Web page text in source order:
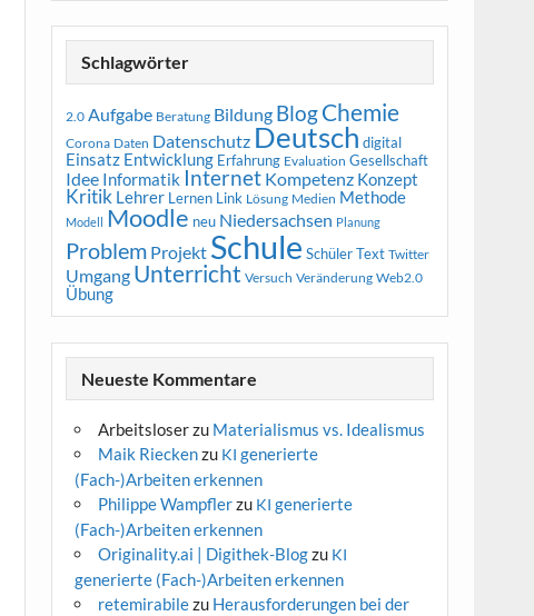
Schlagwörter
2.0 Aufgabe Beratung Bildung BlogChemie
Corona Daten Datenschutz Deutsch digital
Einsatz Entwicklung Erfahrung Evaluation Gesellschaft
Idee Informatik Internet Kompetenz Konzept
Kritik Lehrer Lernen Link Lösung Medien Methode
Modell Moodle neu Niedersachsen Planung
Problem Projekt Schule Schüler Text Twitter
Umgang Unterricht Versuch Veränderung Web2.0
Übung
Neueste Kommentare
Arbeitsloserzu Materialismus vs. Idealismus
Maik Rieckenzu KI generierte
(Fach-)Arbeiten erkennen
Philippe Wampflerzu KI generierte
(Fach-)Arbeiten erkennen
Originality.ai | Digithek-Blogzu KI
generierte (Fach-)Arbeiten erkennen
retemirabilezu Herausforderungen bei der